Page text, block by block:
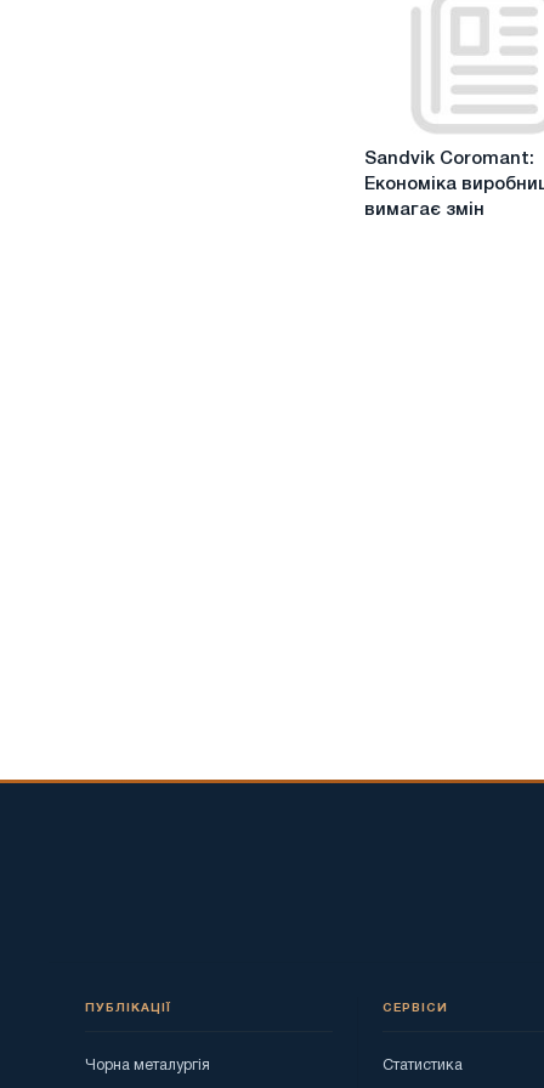
Sandvik
Coromant:
Sandvik Coromant:
Економіка
вимагає змін
ПУБЛІКАЦІЇ
Чорна металургія
СЕРВІСИ
Статистика